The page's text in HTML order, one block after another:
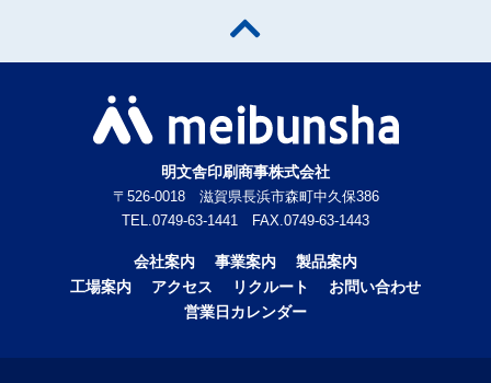
明文舎印刷商事株式会社
〒526-0018 滋賀県長浜市森町中久保386
TEL.0749-63-1441 FAX.0749-63-1443
会社案内 事業案内
製品案内
工場案内
アクセス リクルート
お問い合わせ
営業日カレンダー